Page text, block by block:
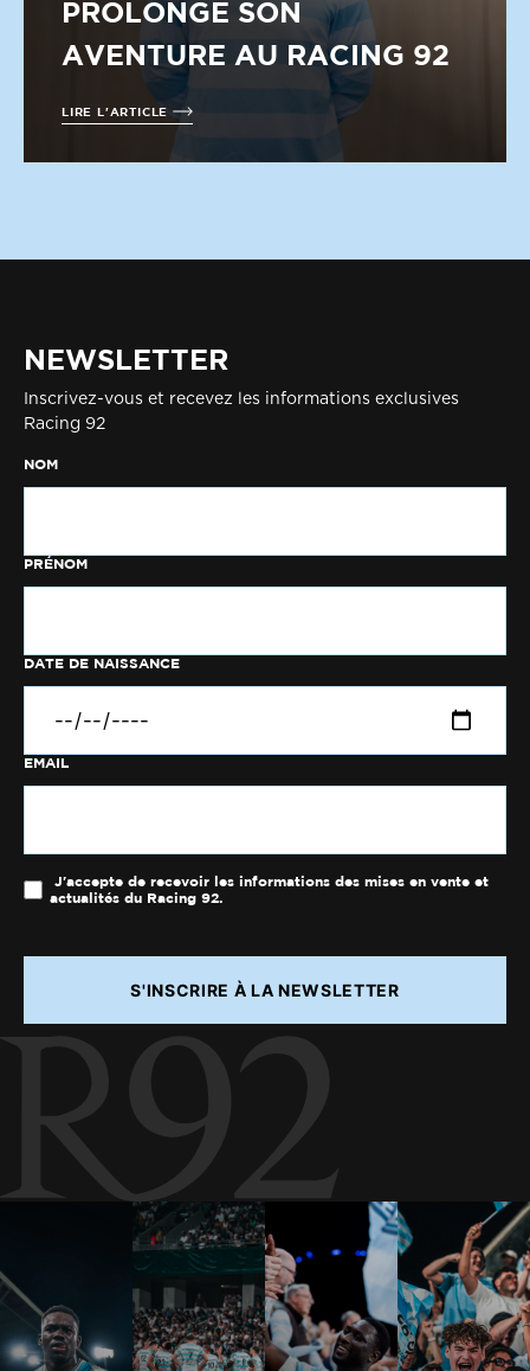
PROLONGE SON
AVENTURE AU RACING 92
LIRE L'ARTICLE
NEWSLETTER
Inscrivez-vous et recevez les informations exclusives
Racing 92
NOM
PRÉNOM
DATE DE NAISSANCE
EMAIL
J'accepte de recevoir les informations des mises en vente et
actualités du Racing 92.
S'INSCRIRE À LA NEWSLETTER